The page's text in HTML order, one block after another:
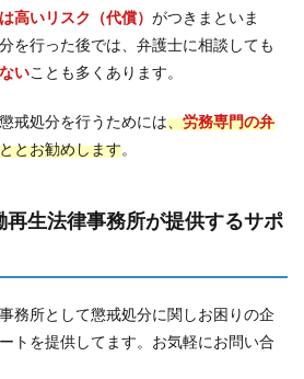
高いリスク（代償） がつきまといま
を行った後では、弁護士に相談しても
いことも多くあります。
戒処分を行うためには、労務専門の弁
とお勧めします。
生法律事務所が提供するサポ
務所として懲戒処分に関しお困りの企
トを提供してます。お気軽にお問い合